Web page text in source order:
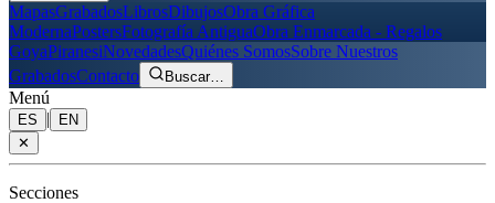
MapasGrabadosLibrosDibujosObra Gráfica
ModernaPostersFotografía AntiguaObra Enmarcada - Regalos
GoyaPiranesiNovedadesQuiénes SomosSobre Nuestros
GrabadosContacto Buscar…
Menú
ES |
EN
✕
Secciones